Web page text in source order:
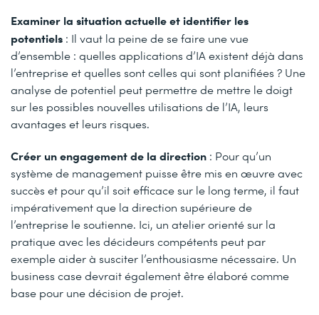
Examiner la situation actuelle et identifier les
potentiels : Il vaut la peine de se faire une vue
d’ensemble : quelles applications d’IA existent déjà dans
l’entreprise et quelles sont celles qui sont planifiées ? Une
analyse de potentiel peut permettre de mettre le doigt
sur les possibles nouvelles utilisations de l’IA, leurs
avantages et leurs risques.
Créer un engagement de la direction : Pour qu’un
système de management puisse être mis en œuvre avec
succès et pour qu’il soit efficace sur le long terme, il faut
impérativement que la direction supérieure de
l’entreprise le soutienne. Ici, un atelier orienté sur la
pratique avec les décideurs compétents peut par
exemple aider à susciter l’enthousiasme nécessaire. Un
business case devrait également être élaboré comme
base pour une décision de projet.